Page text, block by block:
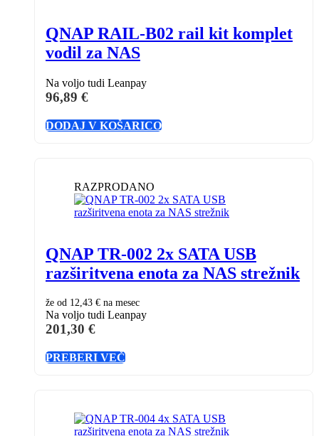
QNAP RAIL-B02 rail kit komplet
vodil za NAS
Na voljo tudi Leanpay
96,89 €
DODAJ V KOŠARICO
RAZPRODANO
QNAP TR-002 2x SATA USB
razširitvena enota za NAS strežnik
že od 12,43 € na mesec
Na voljo tudi Leanpay
201,30 €
PREBERI VEČ